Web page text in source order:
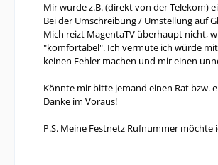
Mir wurde z.B. (direkt von der Telekom)
Bei der Umschreibung / Umstellung auf
Mich reizt MagentaTV überhaupt nicht,
"komfortabel". Ich vermute ich würde
keinen Fehler machen und mir einen
Könnte mir bitte jemand einen Rat bzw.
Danke im Voraus!
P.S. Meine Festnetz Rufnummer möchte